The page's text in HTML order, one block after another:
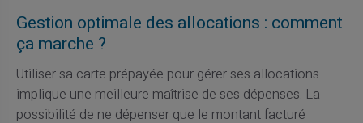
Gestion optimale des allocations : comment
ça marche ?
Utiliser sa carte prépayée pour gérer ses allocations
implique une meilleure maîtrise de ses dépenses. La
possibilité de ne dépenser que le montant facturé